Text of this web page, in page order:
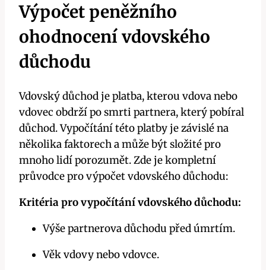
Výpočet peněžního
ohodnocení vdovského
důchodu
Vdovský důchod je platba, kterou vdova nebo
vdovec obdrží po smrti partnera, který pobíral
důchod. Vypočítání této platby je závislé na
několika faktorech a může být složité pro
mnoho lidí porozumět. Zde je kompletní
průvodce pro výpočet vdovského důchodu:
Kritéria pro vypočítání vdovského důchodu:
Výše partnerova důchodu před úmrtím.
Věk vdovy nebo vdovce.